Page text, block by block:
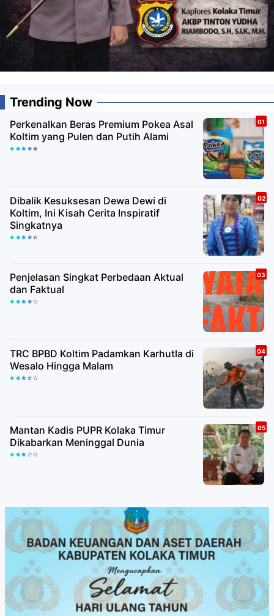
Trending Now
Perkenalkan Beras Premium Pokea Asal
Koltim yang Pulen dan Putih Alami
Dibalik Kesuksesan Dewa Dewi di
Koltim, Ini Kisah Cerita Inspiratif
Singkatnya
Penjelasan Singkat Perbedaan Aktual
dan Faktual
TRC BPBD Koltim Padamkan Karhutla di
Wesalo Hingga Malam
Mantan Kadis PUPR Kolaka Timur
Dikabarkan Meninggal Dunia